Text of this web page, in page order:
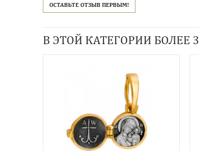
ОСТАВЬТЕ ОТЗЫВ ПЕРВЫМ!
В ЭТОЙ КАТЕГОРИИ БОЛЕЕ